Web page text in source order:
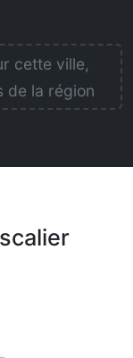
cette ville,
de la région